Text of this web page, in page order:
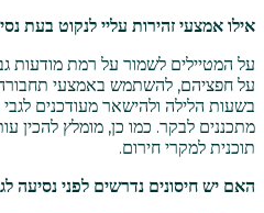
אילו אמצעי זהירות עליי לנקוט בעת
על המטיילים לשמור על רמת מודעות
על חפציהם, להשתמש באמצעי
בשעות הלילה ולהישאר מעודכנים
מתכננים לבקר. כמו כן, מומלץ להכין
תוכנית למקרי חירום.
האם יש חיסונים נדרשים לפני נסיעה